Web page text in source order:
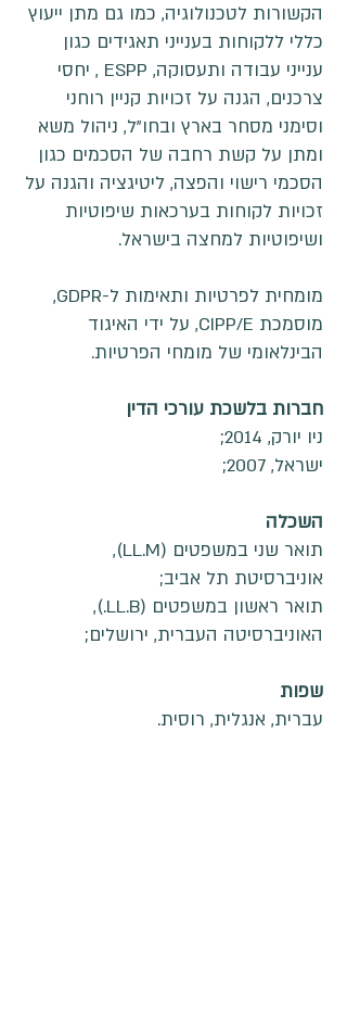
הקשורות לטכנולוגיה, כמו גם מתן ייעוץ
כללי ללקוחות בענייני תאגידים כגון
ענייני עבודה ותעסוקה, ESPP , יחסי
צרכנים, הגנה על זכויות קניין רוחני
וסימני מסחר בארץ ובחו"ל, ניהול משא
ומתן על קשת רחבה של הסכמים כגון
הסכמי רישוי והפצה, ליטיגציה והגנה על
זכויות לקוחות בערכאות שיפוטיות
ושיפוטיות למחצה בישראל.
מומחית לפרטיות ותאימות ל-GDPR,
מוסמכת CIPP/E, על ידי האיגוד
הבינלאומי של מומחי הפרטיות.
חברות בלשכת עורכי הדין
ניו יורק, 2014;
ישראל, 2007;
השכלה
תואר שני במשפטים (LL.M),
אוניברסיטת תל אביב;
תואר ראשון במשפטים (LL.B.),
האוניברסיטה העברית, ירושלים;
שפות
עברית, אנגלית, רוסית.